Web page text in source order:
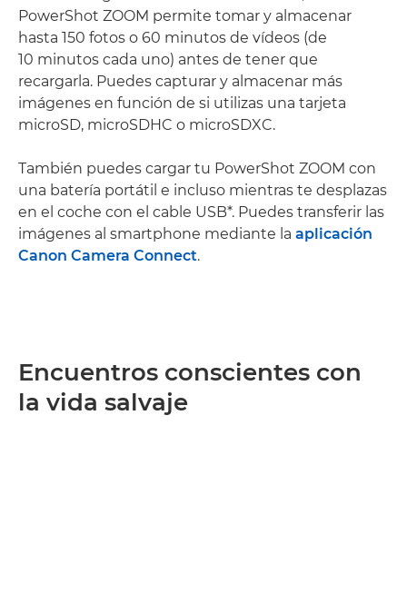
PowerShot ZOOM permite tomar y almacenar
hasta 150 fotos o 60 minutos de vídeos (de
10 minutos cada uno) antes de tener que
recargarla. Puedes capturar y almacenar más
imágenes en función de si utilizas una tarjeta
microSD, microSDHC o microSDXC.
También puedes cargar tu PowerShot ZOOM con
una batería portátil e incluso mientras te desplazas
en el coche con el cable USB*. Puedes transferir las
imágenes al smartphone mediante la aplicación
Canon Camera Connect.
Encuentros conscientes con
la vida salvaje